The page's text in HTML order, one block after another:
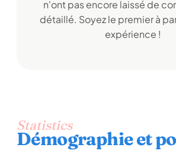
n'ont pas encore laissé de
détaillé. Soyez le premier à
expérience !
Statistics
Démographie et